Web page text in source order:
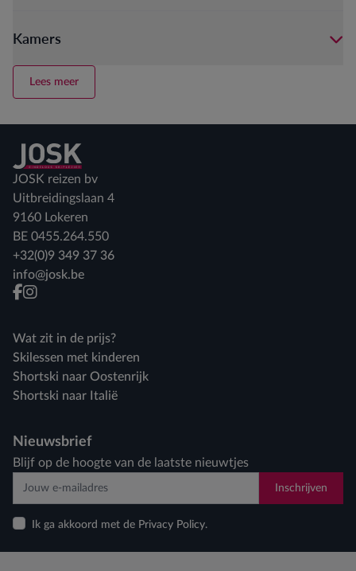
Kamers
Lees meer
Terug naar home
JOSK reizen bv
Uitbreidingslaan 4
9160 Lokeren
BE 0455.264.550
+32(0)9 349 37 36
info@josk.be
facebook
instagram
Wat zit in de prijs?
Skilessen met kinderen
Shortski naar Oostenrijk
Shortski naar Italië
Nieuwsbrief
Blijf op de hoogte van de laatste nieuwtjes
Inschrijven
Ik ga akkoord met de Privacy Policy.